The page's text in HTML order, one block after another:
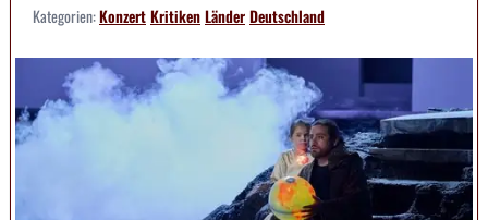
Kategorien:KonzertKritikenLänderDeutschland